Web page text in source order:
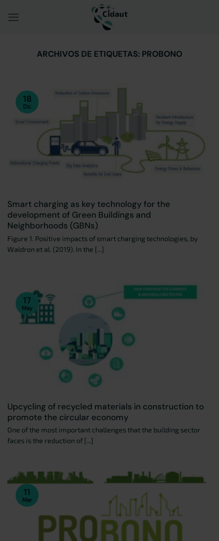
ARCHIVOS DE ETIQUETAS: PROBONO
Smart charging as key technology for the
development of Green Buildings and
Neighborhoods (GBNs)
Figure 1. Positive impacts of smart charging technologies, by
Waldron et al. (2019). In the [...]
18
Dic
Upcycling of recycled materials in construction to
promote the circular economy
One of the most important challenges that the building sector
faces is the reduction of [...]
17
May
11
Mar